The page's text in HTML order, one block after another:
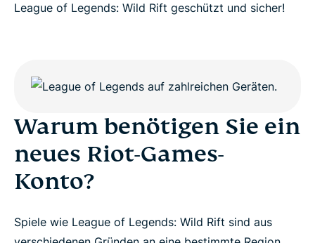
League of Legends: Wild Rift geschützt und sicher!
Warum benötigen Sie ein
neues Riot-Games-
Konto?
Spiele wie League of Legends: Wild Rift sind aus